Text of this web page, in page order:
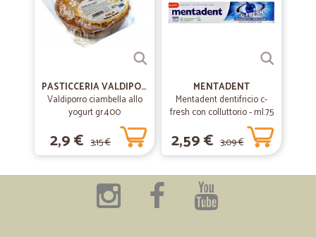
PASTICCERIA VALDIPORRO
Valdiporro ciambella allo
yogurt gr.400
2,9 € 3,15 €
MENTADENT
Mentadent dentifricio c-
fresh con colluttorio - ml.75
2,59 € 3,09 €